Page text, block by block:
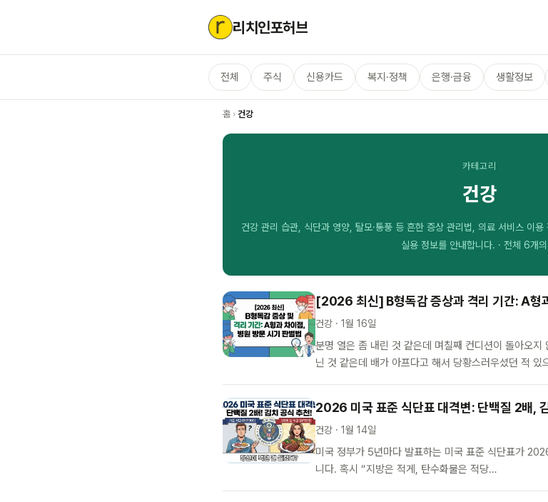
리치인포허브
전체 주식 신용카드 복지·정책 은행·금융 생활정보
홈 › 건강
카테고리
건강
건강 관리 습관, 식단과 영양, 탈모·통풍 등 흔한 증상 관리법, 의료 서비스 이
실용 정보를 안내합니다. · 전체 6개
[2026 최신] B형독감 증상과 격리 기간: A형
건강 · 1월 16일
분명 열은 좀 내린 것 같은데 며칠째 컨디션이 돌아오
닌 것 같은데 배가 아프다고 해서 당황스러우셨던 적
2026 미국 표준 식단표 대격변: 단백질 2배,
건강 · 1월 14일
미국 정부가 5년마다 발표하는 미국 표준 식단표가
니다. 혹시 “지방은 적게, 탄수화물은 적당…